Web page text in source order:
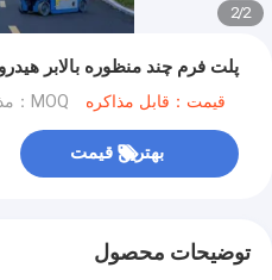
2
/
2
پلت فرم چند منظوره بالابر
قیمت：قابل مذاکره MOQ：مذاکره
بهترین قیمت
توضیحات محصول